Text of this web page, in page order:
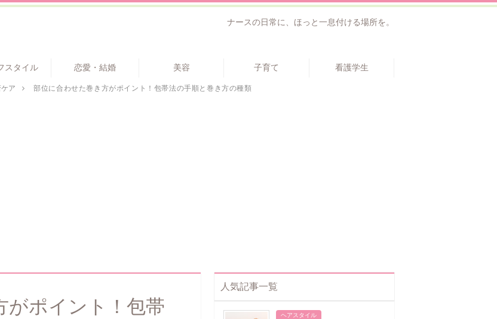
ナースの日常に、ほっと一息付ける場所を。
スタイル 恋愛・結婚 美容 子育て 看護学生
ア 部位に合わせた巻き方がポイント！包帯法の手順と巻き方の種類
がポイント！包帯
人気記事一覧
ヘアスタイル